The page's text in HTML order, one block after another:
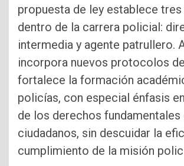
propuesta de ley establece
dentro de la carrera policial:
intermedia y agente patrullero.
incorpora nuevos protocolos
fortalece la formación
policías, con especial énfasis
de los derechos fundamentales
ciudadanos, sin descuidar la
cumplimiento de la misión